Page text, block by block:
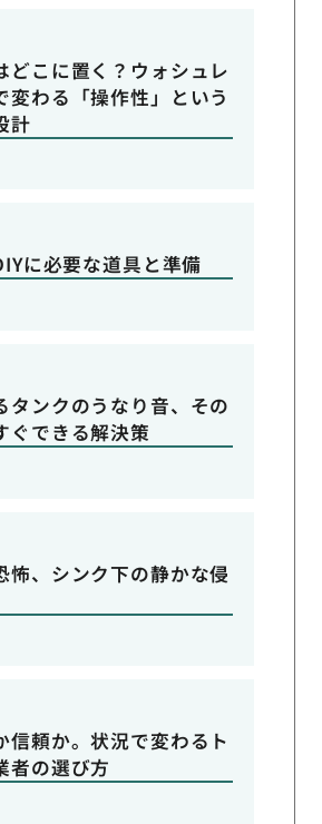
どこに置く？ウォシュレ
変わる「操作性」という
計
に必要な道具と準備
タンクのうなり音、その
ぐできる解決策
怖、シンク下の静かな侵
信頼か。状況で変わるト
者の選び方